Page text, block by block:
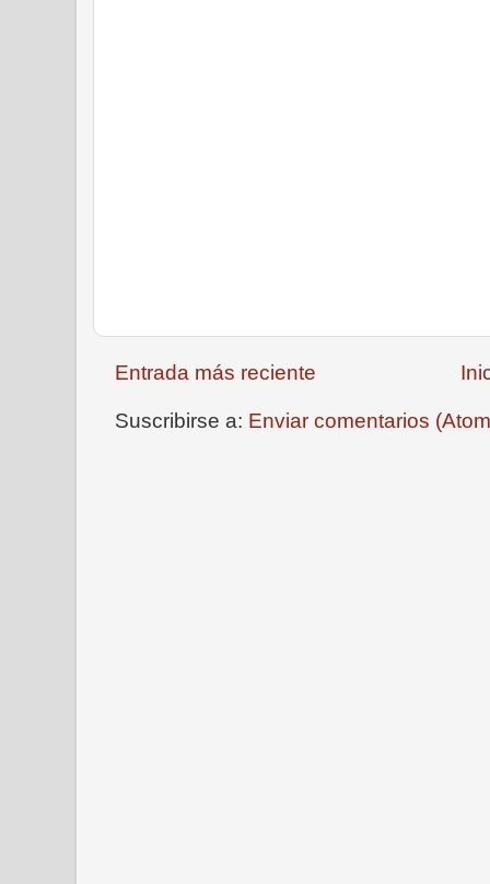
Entrada más reciente
Suscribirse a: Enviar comentarios